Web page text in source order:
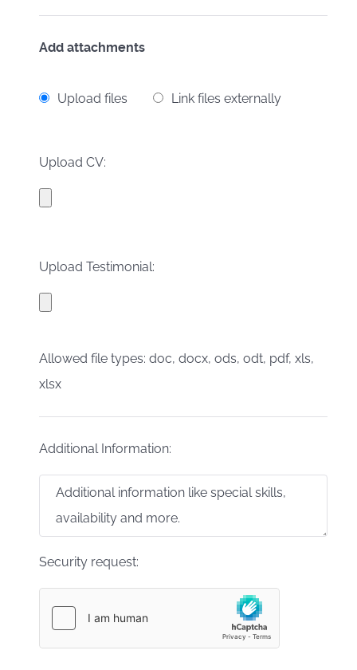
Add attachments
Upload files Link files externally
Upload CV:
Upload Testimonial:
Allowed file types: doc, docx, ods, odt, pdf, xls,
xlsx
Additional Information:
Security request: